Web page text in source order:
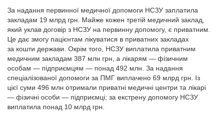
За надання первинної медичної допомоги НСЗУ заплатила
закладам 19 млрд грн. Майже кожен третій медичний заклад,
який уклав договір з НСЗУ на первинну допомогу, є приватним.
Це дає змогу пацієнтам лікуватися в приватних закладах
за кошти держави. Окрім того, НСЗУ виплатила приватним
медичним закладам 387 млн грн, а лікарям — фізичним
особам — підприємцям — понад 492 млн. За надання
спеціалізованої допомоги за ПМГ виплачено 69 млрд грн. Із
цієї суми 496 млн отримали приватні медичні центри та лікарі
— фізичні особи — підприємці; за екстрену допомогу НСЗУ
виплатила понад 10 млрд грн.